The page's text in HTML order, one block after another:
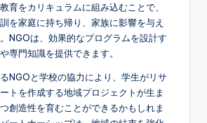
育をカリキュラムに組み込むことで、
を家庭に持ち帰り、家族に影響を与え
NGOは、効果的なプログラムを設計す
専門知識を提供できます。
NGOと学校の協力により、学生がリサ
トを作成する地域プロジェクトが生ま
創造性を育むことができるかもしれま